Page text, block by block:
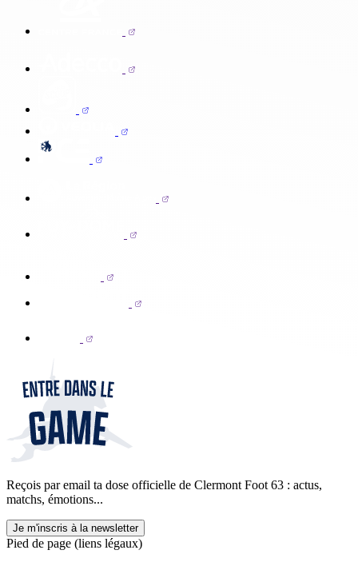
Reçois par email ta dose officielle de Clermont Foot 63 : actus,
matchs, émotions...
Je m'inscris à la newsletter
Pied de page (liens légaux)